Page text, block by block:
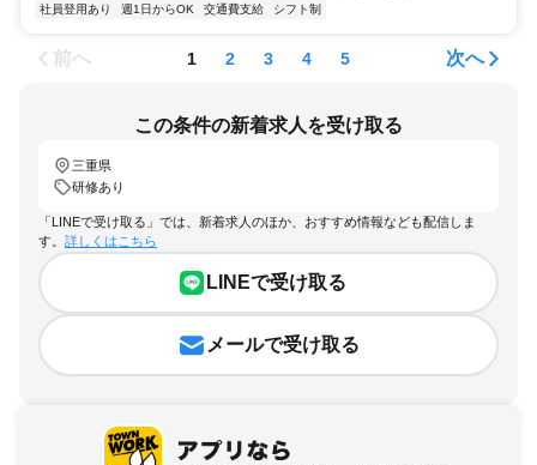
社員登用あり 週1日からOK 交通費支給 シフト制
前へ 1 2 3 4 5 次へ
この条件の新着求人を受け取る
三重県
研修あり
「LINEで受け取る」では、新着求人のほか、おすすめ情報なども配信しま
す。 詳しくはこちら
LINEで受け取る
メールで受け取る